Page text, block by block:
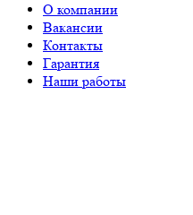
О компании
Вакансии
Контакты
Гарантия
Наши работы